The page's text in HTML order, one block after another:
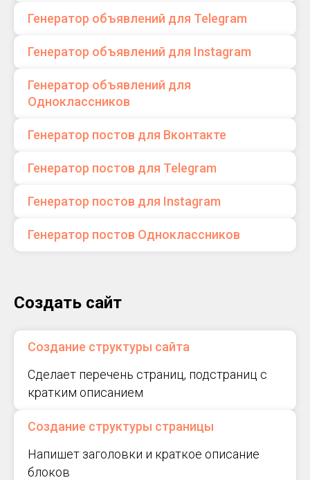
Генератор объявлений для Telegram
Генератор объявлений для Instagram
Генератор объявлений для
Одноклассников
Генератор постов для Вконтакте
Генератор постов для Telegram
Генератор постов для Instagram
Генератор постов Одноклассников
Создать сайт
Создание структуры сайта
Сделает перечень страниц, подстраниц с
кратким описанием
Создание структуры страницы
Напишет заголовки и краткое описание
блоков